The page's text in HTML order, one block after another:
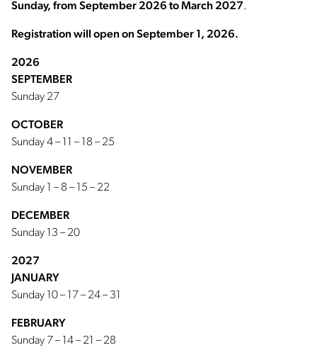
Sunday, from September 2026 to March 2027.
Registration will open on September 1, 2026.
2026
SEPTEMBER
Sunday 27
OCTOBER
Sunday 4 – 11 – 18 – 25
NOVEMBER
Sunday 1 – 8 – 15 – 22
DECEMBER
Sunday 13 – 20
2027
JANUARY
Sunday 10 – 17 – 24 – 31
FEBRUARY
Sunday 7 – 14 – 21 – 28